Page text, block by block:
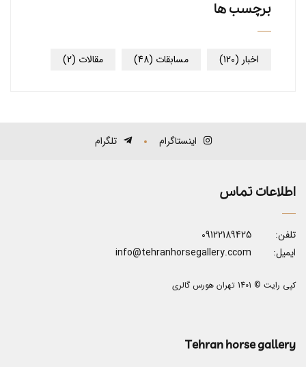
برچسب ها
اخبار (120) مسابقات (48) مقالات (2)
اینستاگرام تلگرام
اطلاعات تماس
تلفن:
09122189425
ایمیل:
info@tehranhorsegallery.ccom
کپی رایت © 1401 تهران هورس گالری
Tehran horse gallery